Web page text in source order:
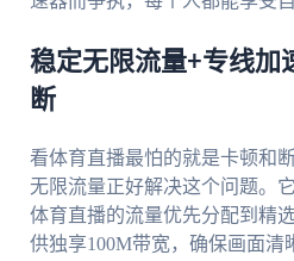
稳定无限流量+专线加
断
看体育直播最怕的就是卡顿和断
无限流量正好解决这个问题。
体育直播的流量优先分配到精
供独享100M带宽，确保画面清